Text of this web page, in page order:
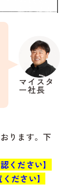
マイスタ
ー社長
ります。下
ください】
ださい】